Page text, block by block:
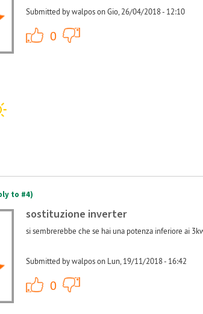
Submitted by walpos on Gio, 26/04/2018 - 12:10
0
to #4)
sostituzione inverter
si sembrerebbe che se hai una potenza inferiore ai
Submitted by walpos on Lun, 19/11/2018 - 16:42
0